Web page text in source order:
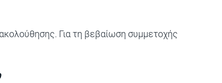
Για τη βεβαίωση συμμετοχής